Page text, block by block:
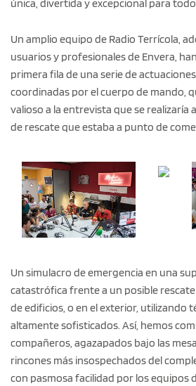
única, divertida y excepcional para
Un amplio equipo de Radio Terrícola,
usuarios y profesionales de Envera,
primera fila de una serie de
coordinadas por el cuerpo de mando,
valioso a la entrevista que se realizaría
de rescate que estaba a punto de
Un simulacro de emergencia en una
catastrófica frente a un posible
de edificios, o en el exterior, utilizando
altamente sofisticados. Así, hemos
compañeros, agazapados bajo las
rincones más insospechados del
con pasmosa facilidad por los equipos